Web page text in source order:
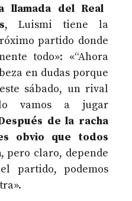
llamada del Real
, Luismi tiene la
partido donde
todo»: «“Ahora
en dudas porque
sábado, un rival
vamos a jugar
de la racha
obvio que todos
, pero claro, depende
partido, podemos